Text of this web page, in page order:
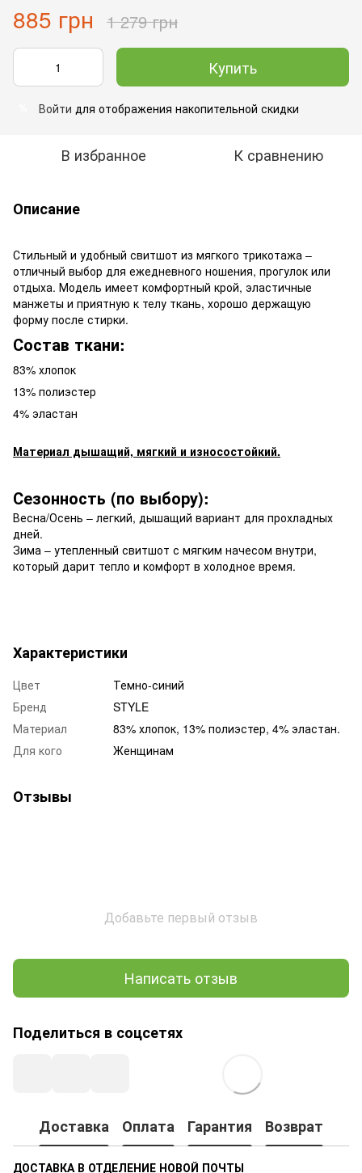
885 грн 1 279 грн
Купить
Войти для отображения накопительной скидки
В избранное К сравнению
Описание
Стильный и удобный свитшот из мягкого трикотажа –
отличный выбор для ежедневного ношения, прогулок или
отдыха. Модель имеет комфортный крой, эластичные
манжеты и приятную к телу ткань, хорошо держащую
форму после стирки.
Состав ткани:
83% хлопок
13% полиэстер
4% эластан
Материал дышащий, мягкий и износостойкий.
Сезонность (по выбору):
Весна/Осень – легкий, дышащий вариант для прохладных
дней.
Зима – утепленный свитшот с мягким начесом внутри,
который дарит тепло и комфорт в холодное время.
Характеристики
Цвет
Темно-синий
Бренд
STYLE
Материал
83% хлопок, 13% полиэстер, 4% эластан.
Для кого
Женщинам
Отзывы
Добавьте первый отзыв
Написать отзыв
Поделиться в соцсетях
Доставка Оплата Гарантия Возврат
ДОСТАВКА В ОТДЕЛЕНИЕ НОВОЙ ПОЧТЫ